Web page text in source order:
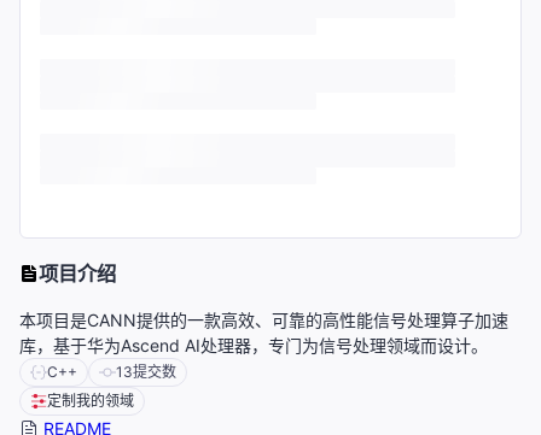
项目介绍
本项目是CANN提供的一款高效、可靠的高性能信号处理算子加速
库，基于华为Ascend AI处理器，专门为信号处理领域而设计。
C++ 13提交数
定制我的领域
README